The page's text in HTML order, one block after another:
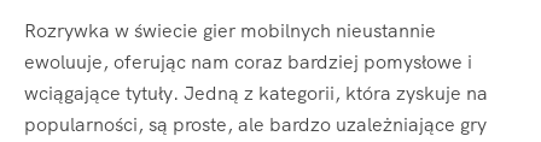
Rozrywka w świecie gier mobilnych nieustannie
ewoluuje, oferując nam coraz bardziej pomysłowe i
wciągające tytuły. Jedną z kategorii, która zyskuje na
popularności, są proste, ale bardzo uzależniające gry